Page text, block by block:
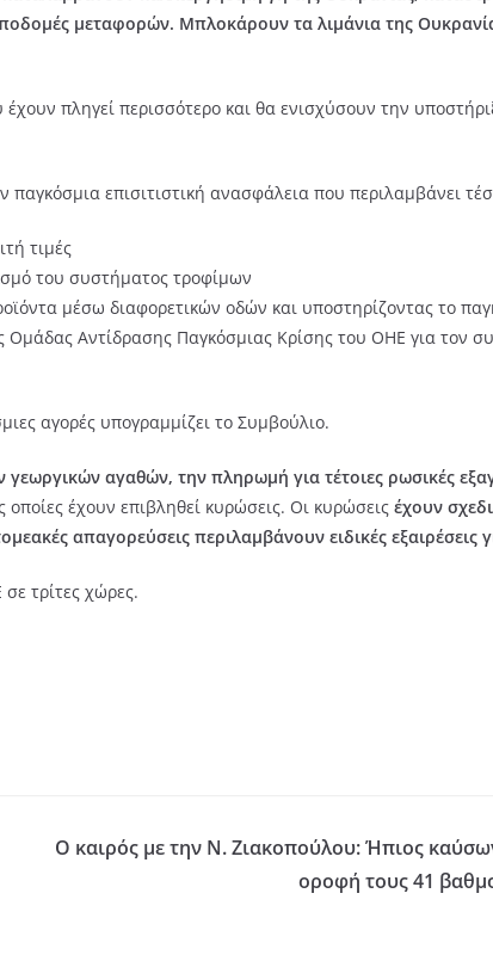
μεταφορών. Μπλοκάρουν τα λιμάνια της
πληγεί περισσότερο και θα ενισχύσουν την
επισιτιστική ανασφάλεια που περιλαμβάνει
τιμές
του συστήματος τροφίμων
μέσω διαφορετικών οδών και υποστηρίζοντας το
Ομάδας Αντίδρασης Παγκόσμιας Κρίσης του ΟΗΕ για τον
αγορές υπογραμμίζει το Συμβούλιο.
αγαθών, την πληρωμή για τέτοιες ρωσικές
έχουν επιβληθεί κυρώσεις. Οι κυρώσεις έχουν
απαγορεύσεις περιλαμβάνουν ειδικές εξαιρέσεις
τρίτες χώρες.
Ο καιρός με την Ν. Ζιακοπούλου: Ήπιος
οροφή τους 41